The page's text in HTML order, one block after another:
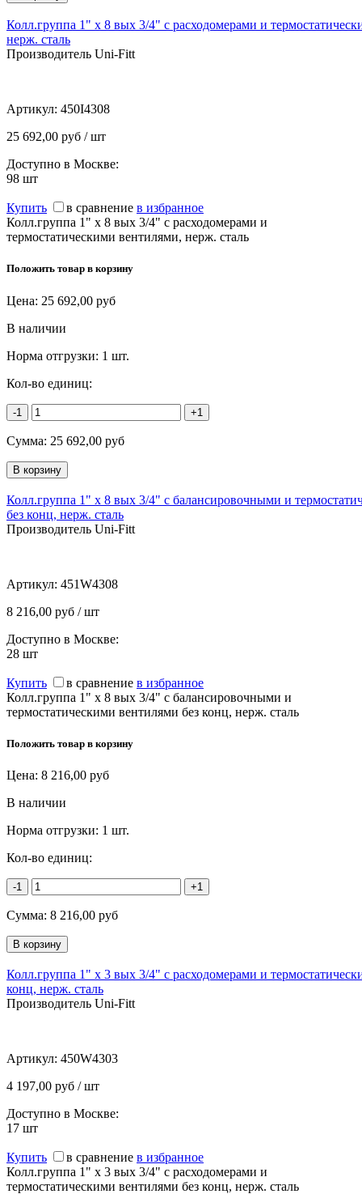
Колл.группа 1" х 8 вых 3/4" с расходомерами и
нерж. сталь
Производитель Uni-Fitt
Артикул: 450I4308
25 692,00 руб / шт
Доступно в Москве:
98 шт
Купить в сравнение в избранное
Колл.группа 1" х 8 вых 3/4" с расходомерами и
термостатическими вентилями, нерж. сталь
Положить товар в корзину
Цена: 25 692,00 руб
В наличии
Норма отгрузки: 1 шт.
Кол-во единиц:
-1 +1
Сумма: 25 692,00 руб
Колл.группа 1" х 8 вых 3/4" с балансировочными и
без конц, нерж. cталь
Производитель Uni-Fitt
Артикул: 451W4308
8 216,00 руб / шт
Доступно в Москве:
28 шт
Купить в сравнение в избранное
Колл.группа 1" х 8 вых 3/4" с балансировочными и
термостатическими вентилями без конц, нерж. cталь
Положить товар в корзину
Цена: 8 216,00 руб
В наличии
Норма отгрузки: 1 шт.
Кол-во единиц:
-1 +1
Сумма: 8 216,00 руб
Колл.группа 1" х 3 вых 3/4" с расходомерами и
конц, нерж. сталь
Производитель Uni-Fitt
Артикул: 450W4303
4 197,00 руб / шт
Доступно в Москве:
17 шт
Купить в сравнение в избранное
Колл.группа 1" х 3 вых 3/4" с расходомерами и
термостатическими вентилями без конц, нерж. сталь